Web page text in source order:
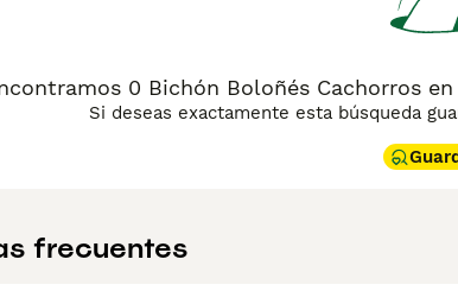
0 Bichón Boloñés Cachorros
Si deseas exactamente esta búsqueda
frecuentes